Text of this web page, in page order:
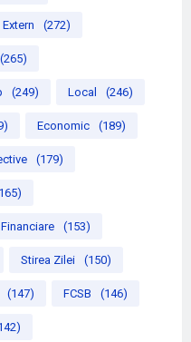
(272)
(265)
(249) Local (246)
Economic (189)
(179)
(153)
Stirea Zilei (150)
(147) FCSB (146)